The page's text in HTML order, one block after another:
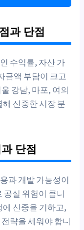
과 단점
수익률, 자산 가
금액 부담이 크고
강남, 마포, 여의
신중한 시장 분
단점
과 개발 가능성이
공실 위험이 큽니
에 신중을 기하고,
략을 세워야 합니